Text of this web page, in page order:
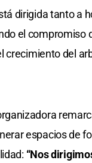
dirigida tanto a
el compromiso
crecimiento del
espacios de
“Nos